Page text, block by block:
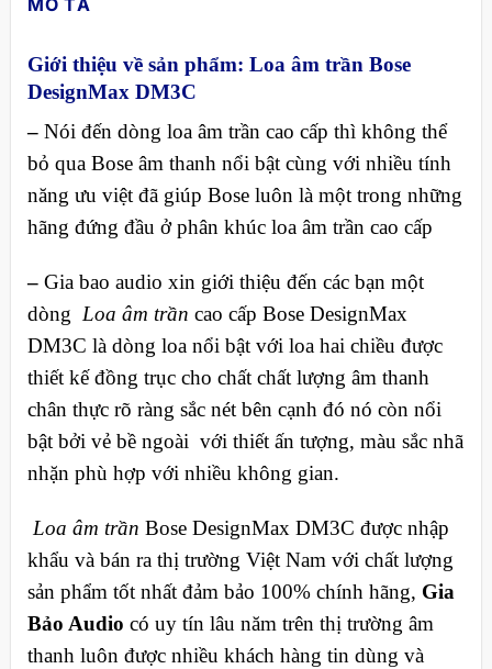
Giới thiệu về sản phẩm: Loa âm trần Bose
DesignMax DM3C
– Nói đến dòng loa âm trần cao cấp thì không thể
bỏ qua Bose âm thanh nổi bật cùng với nhiều tính
năng ưu việt đã giúp Bose luôn là một trong những
hãng đứng đầu ở phân khúc loa âm trần cao cấp
–Gia bao audio xin giới thiệu đến các bạn một
dòng Loa âm trần cao cấp Bose DesignMax
DM3C là dòng loa nổi bật với loa hai chiều được
thiết kế đồng trục cho chất chất lượng âm thanh
chân thực rõ ràng sắc nét bên cạnh đó nó còn nổi
bật bởi vẻ bề ngoài với thiết ấn tượng, màu sắc nhã
nhặn phù hợp với nhiều không gian.
Loa âm trần Bose DesignMax DM3C được nhập
khẩu và bán ra thị trường Việt Nam với chất lượng
sản phẩm tốt nhất đảm bảo 100% chính hãng, Gia
Bảo Audio có uy tín lâu năm trên thị trường âm
thanh luôn được nhiều khách hàng tin dùng và